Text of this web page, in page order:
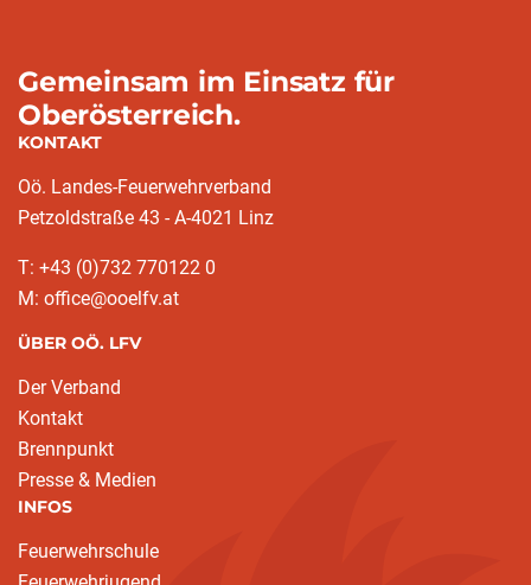
Gemeinsam im Einsatz für
Oberösterreich.
KONTAKT
Oö. Landes-Feuerwehrverband
Petzoldstraße 43 - A-4021 Linz
T: +43 (0)732 770122 0
M: office@ooelfv.at
ÜBER OÖ. LFV
Der Verband
Kontakt
Brennpunkt
Presse & Medien
INFOS
Feuerwehrschule